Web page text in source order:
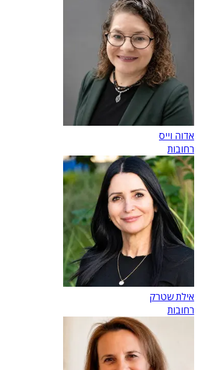
אדוה וייס
רחובות
אילת שטרק
רחובות